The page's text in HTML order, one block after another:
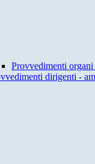
Provvedimenti
dirigenti -